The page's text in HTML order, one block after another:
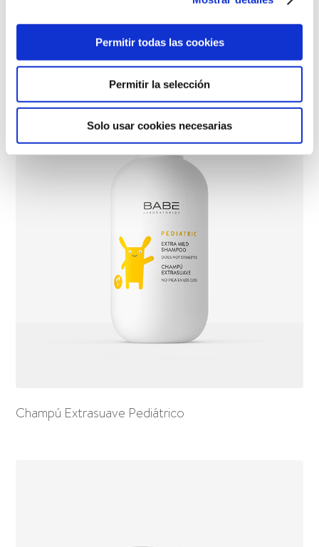
Permitir todas las cookies
Permitir la selección
Solo usar cookies necesarias
Champú Extrasuave Pediátrico